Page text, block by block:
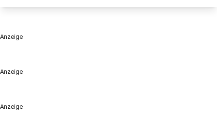
Anzeige
Anzeige
Anzeige